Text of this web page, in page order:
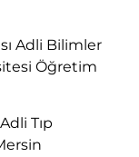
Adli Bilimler
Öğretim
Tıp